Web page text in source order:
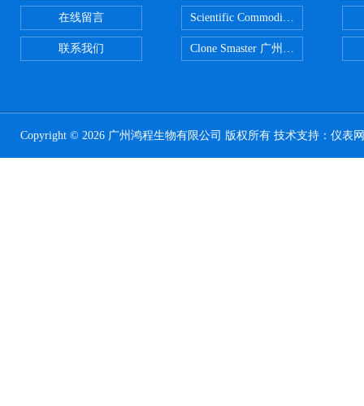
在线留言
联系我们
Scientific CommoditiesPE管 广州
Clone Smaster 广州鸿程代理
Copyright © 2026 广州鸿程生物有限公司 版权所有 技术支持： 仪表网